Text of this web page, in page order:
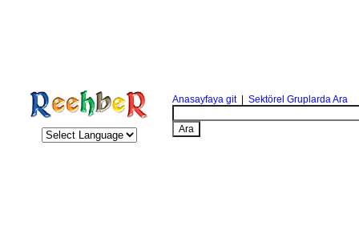
Anasayfaya git| Sektörel Gruplarda Ara